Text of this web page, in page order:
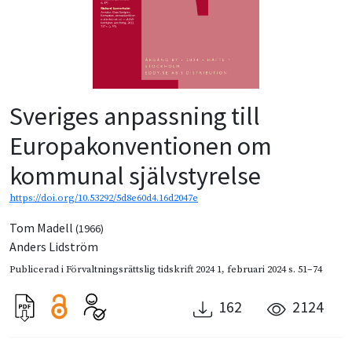
Sveriges anpassning till
Europakonventionen om
kommunal självstyrelse
https://doi.org/10.53292/5d8e60d4.16d2047e
Tom Madell (1966)
Anders Lidström
Publicerad iFörvaltningsrättslig tidskrift 2024 1, februari 2024s. 51–74
162 2124